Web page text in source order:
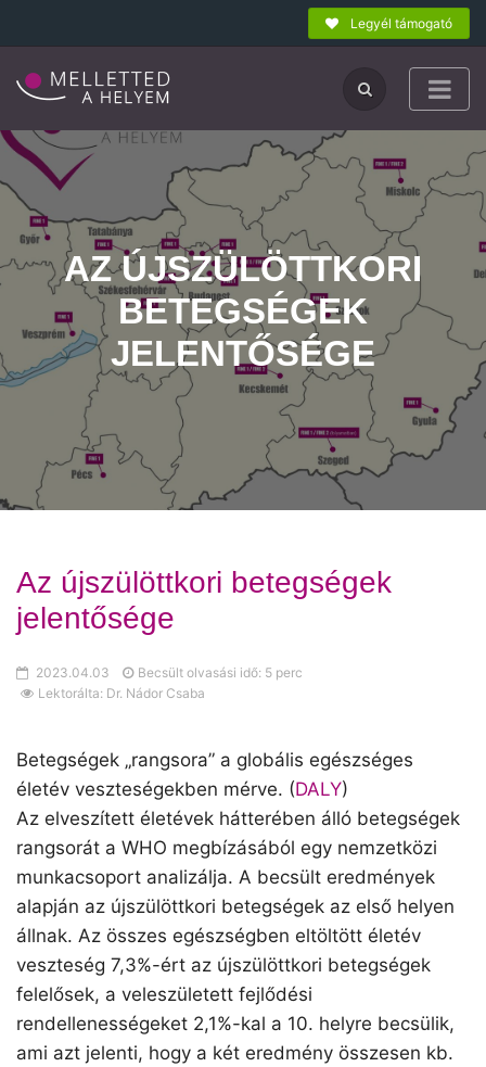
Legyél támogató
AZ ÚJSZÜLÖTTKORI
BETEGSÉGEK
JELENTŐSÉGE
Az újszülöttkori betegségek
jelentősége
2023.04.03
Becsült olvasási idő: 5 perc
Lektorálta: Dr. Nádor Csaba
Betegségek „rangsora” a globális egészséges
életév veszteségekben mérve. (DALY)
Az elveszített életévek hátterében álló betegségek
rangsorát a WHO megbízásából egy nemzetközi
munkacsoport analizálja. A becsült eredmények
alapján az újszülöttkori betegségek az első helyen
állnak. Az összes egészségben eltöltött életév
veszteség 7,3%-ért az újszülöttkori betegségek
felelősek, a veleszületett fejlődési
rendellenességeket 2,1%-kal a 10. helyre becsülik,
ami azt jelenti, hogy a két eredmény összesen kb.